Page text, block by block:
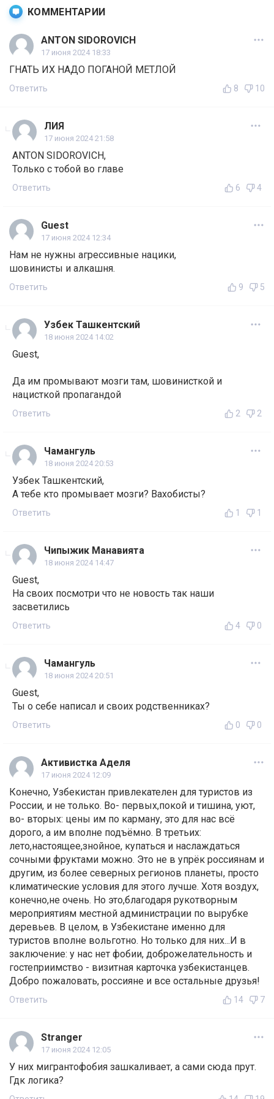
КОММЕНТАРИИ
ANTON SIDOROVICH
17 июня 2024 18:33
ГНАТЬ ИХ НАДО ПОГАНОЙ МЕТЛОЙ
Ответить 8 10
ЛИЯ
17 июня 2024 21:58
ANTON SIDOROVICH,
Только с тобой во главе
Ответить 6 4
Guest
17 июня 2024 12:34
Нам не нужны агрессивные нацики,
шовинисты и алкашня.
Ответить 9 5
Узбек Ташкентский
18 июня 2024 14:02
Guest,
Да им промывают мозги там, шовинисткой и
нацисткой пропагандой
Ответить 2 2
Чамангуль
18 июня 2024 20:53
Узбек Ташкентский,
А тебе кто промывает мозги? Вахобисты?
Ответить 1 1
Чипыжик Манавията
18 июня 2024 14:47
Guest,
На своих посмотри что не новость так наши
засветились
Ответить 4 0
Чамангуль
18 июня 2024 20:51
Guest,
Ты о себе написал и своих родственниках?
Ответить 0 0
Активистка Аделя
17 июня 2024 12:09
Конечно, Узбекистан привлекателен для туристов из
России, и не только. Во- первых,покой и тишина, уют,
во- вторых: цены им по карману, это для нас всё
дорого, а им вполне подъёмно. В третьих:
лето,настоящее,знойное, купаться и наслаждаться
сочными фруктами можно. Это не в упрёк россиянам и
другим, из более северных регионов планеты, просто
климатические условия для этого лучше. Хотя воздух,
конечно,не очень. Но это,благодаря рукотворным
мероприятиям местной администрации по вырубке
деревьев. В целом, в Узбекистане именно для
туристов вполне вольготно. Но только для них...И в
заключение: у нас нет фобии, доброжелательность и
гостеприимство - визитная карточка узбекистанцев.
Добро пожаловать, россияне и все остальные друзья!
Ответить 14 7
Stranger
17 июня 2024 12:05
У них мигрантофобия зашкаливает, а сами сюда прут.
Гдк логика?